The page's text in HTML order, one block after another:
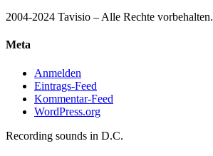
2004-2024 Tavisio – Alle Rechte vorbehalten.
Meta
Anmelden
Eintrags-Feed
Kommentar-Feed
WordPress.org
Recording sounds in D.C.